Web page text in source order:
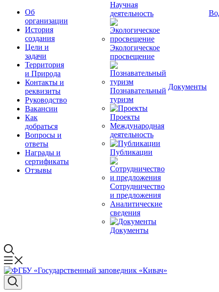
Об
организации
История
создания
Цели и
задачи
Территория
и Природа
Контакты и
реквизиты
Руководство
Вакансии
Как
добраться
Вопросы и
ответы
Награды и
сертификаты
Отзывы
Научная
деятельность
Экологическое
просвещение
Познавательный
туризм
Проекты
Международная
деятельность
Публикации
Сотрудничество
и предложения
Аналитические
сведения
Документы
Документы